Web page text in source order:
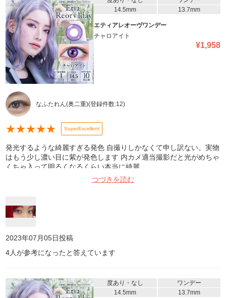
14.5mm
13.7mm
エティアレオーヴワンデー
チャロアイト
¥1,958
なふたれん(奥二重)(登録件数:12)
★★★★★ SuperExcellent
発光するような綺麗すぎる発色 自撮りしかなくて申し訳ない。実物
はもう少し濃い目に紫が発色します 内カメ適当撮影だと光がめちゃ
くちゃ入って明るくなるくらい本当に綺麗
つづきを読む
2023年07月05日投稿
4人が参考になったと答えています
度あり・なし
ワンデー
14.5mm
13.7mm